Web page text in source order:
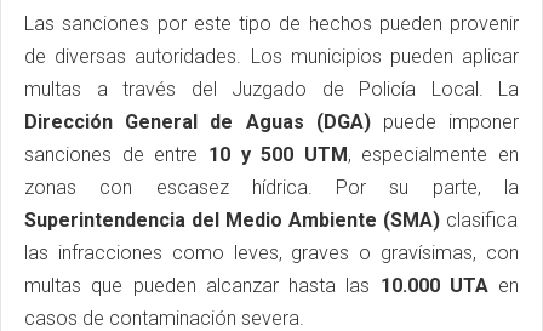
Las sanciones por este tipo de hechos pueden provenir
de diversas autoridades. Los municipios pueden aplicar
multas a través del Juzgado de Policía Local. La
Dirección General de Aguas (DGA)puede imponer
sanciones de entre 10 y 500 UTM, especialmente en
zonas con escasez hídrica. Por su parte, la
Superintendencia del Medio Ambiente (SMA) clasifica
las infracciones como leves, graves o gravísimas, con
multas que pueden alcanzar hasta las 10.000 UTAen
casos de contaminación severa.